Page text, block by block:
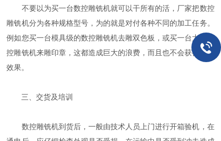
不要以为买一台数控雕铣机就可以干所有的活，厂家把数控
雕铣机分为各种规格型号，为的就是对付各种不同的加工任务。
例如您买一台模具级的数控雕铣机去雕双色板，或买一台大型数
控雕铣机来雕印章，这都造成巨大的浪费，而且也不会获得好的
效果。
三、交货及培训
数控雕铣机到货后，一般由技术人员上门进行开箱验机，在